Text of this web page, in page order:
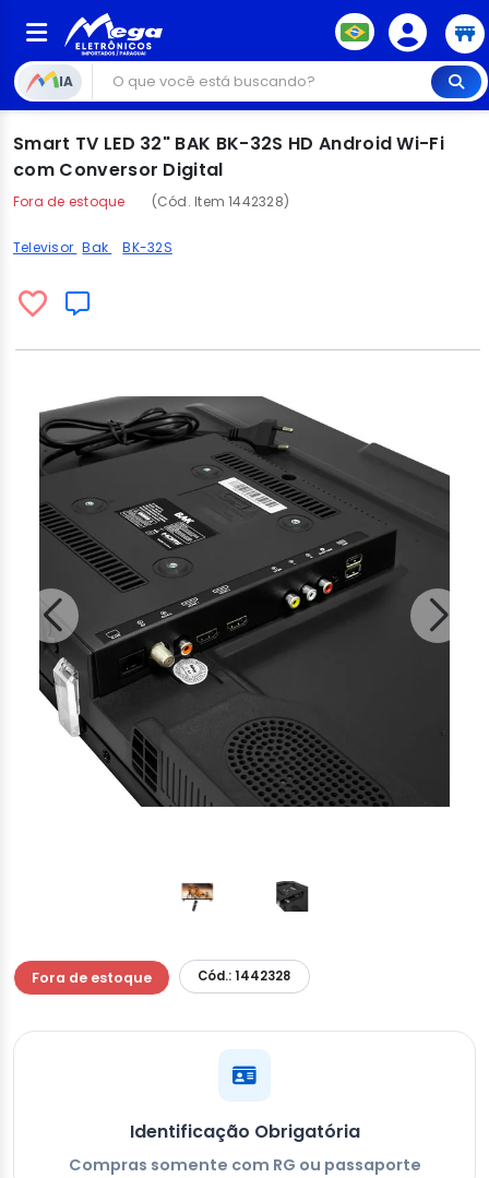
IA
Smart TV LED 32" BAK BK-32S HD Android Wi-Fi
com Conversor Digital
Fora de estoque (Cód. Item 1442328)
Televisor Bak BK-32S
Fora de estoque Cód.: 1442328
Identificação Obrigatória
Compras somente com RG ou passaporte